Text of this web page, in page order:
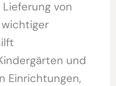
von
und
Einrichtungen,